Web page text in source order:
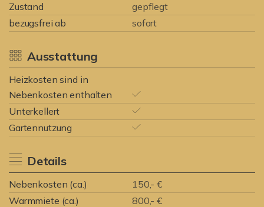
Zustand
gepflegt
bezugsfrei ab
sofort
Ausstattung
Heizkosten sind in
Nebenkosten enthalten
Unterkellert
Gartennutzung
Details
Nebenkosten (ca.)
150,- €
Warmmiete (ca.)
800,- €